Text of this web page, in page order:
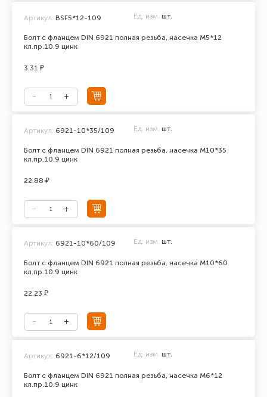
Болт с фланцем DIN 6921 полная резьба, насечка М5*12
кл.пр.10.9 цинк
Артикул: BSF5*12-109 Ед. изм. шт.
3.31 ₽
Болт с фланцем DIN 6921 полная резьба, насечка М10*35
кл.пр.10.9 цинк
Артикул: 6921-10*35/109 Ед. изм. шт.
22.88 ₽
Болт с фланцем DIN 6921 полная резьба, насечка М10*60
кл.пр.10.9 цинк
Артикул: 6921-10*60/109 Ед. изм. шт.
22.23 ₽
Болт с фланцем DIN 6921 полная резьба, насечка М6*12
кл.пр.10.9 цинк
Артикул: 6921-6*12/109 Ед. изм. шт.